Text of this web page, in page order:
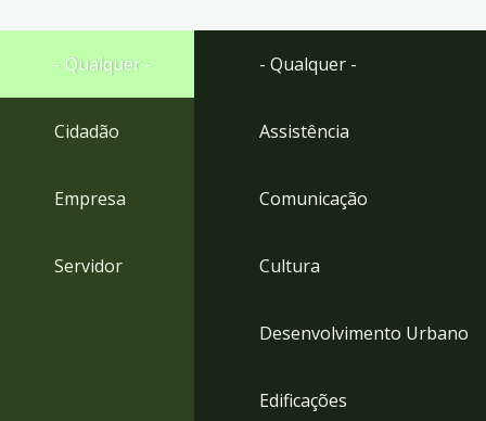
Ir
rodapé
- Qualquer -
Cidadão
Empresa
Servidor
- Qualquer -
Assistência
Comunicação
Cultura
Desenvolvimento Urbano
Edificações